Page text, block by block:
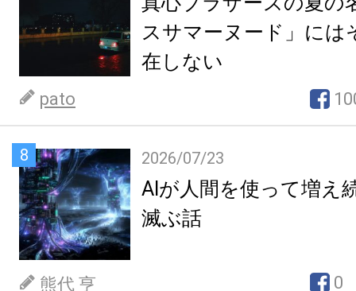
スサマーヌード」には
在しない
pato
8 2026/07/23
AIが人間を使って増え
滅ぶ話
熊代 亨 0